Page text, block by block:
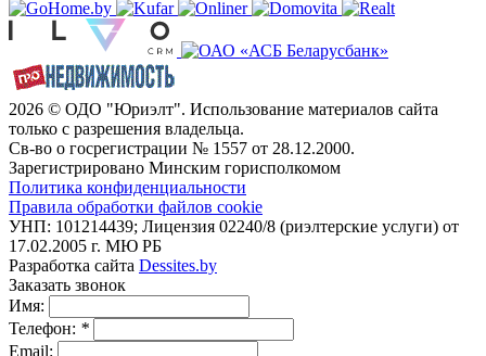
2026 © ОДО "Юриэлт". Использование материалов сайта
только с разрешения владельца.
Св-во о госрегистрации № 1557 от 28.12.2000.
Зарегистрировано Минским горисполкомом
Политика конфиденциальности
Правила обработки файлов cookie
УНП: 101214439; Лицензия 02240/8 (риэлтерские услуги) от
17.02.2005 г. МЮ РБ
Разработка сайта Dessites.by
Заказать звонок
Имя:
Телефон: *
Email: